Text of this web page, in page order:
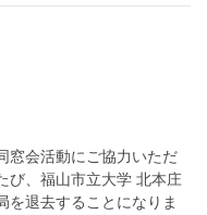
窓会活動にご協力いただ
び、福山市立大学 北本庄
を退去することになりま